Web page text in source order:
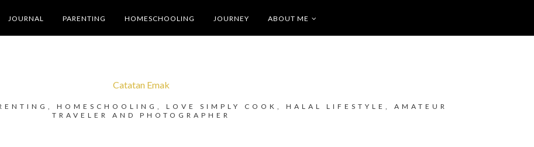
JOURNAL PARENTING HOMESCHOOLING JOURNEY ABOUT ME
Catatan Emak
HOMESCHOOLING, LOVE SIMPLY COOK, HALAL LIFESTYLE, AMATEUR
TRAVELER AND PHOTOGRAPHER